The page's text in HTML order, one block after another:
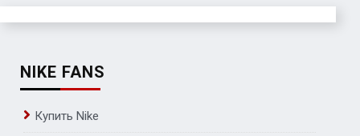
NIKE FANS
Купить Nike